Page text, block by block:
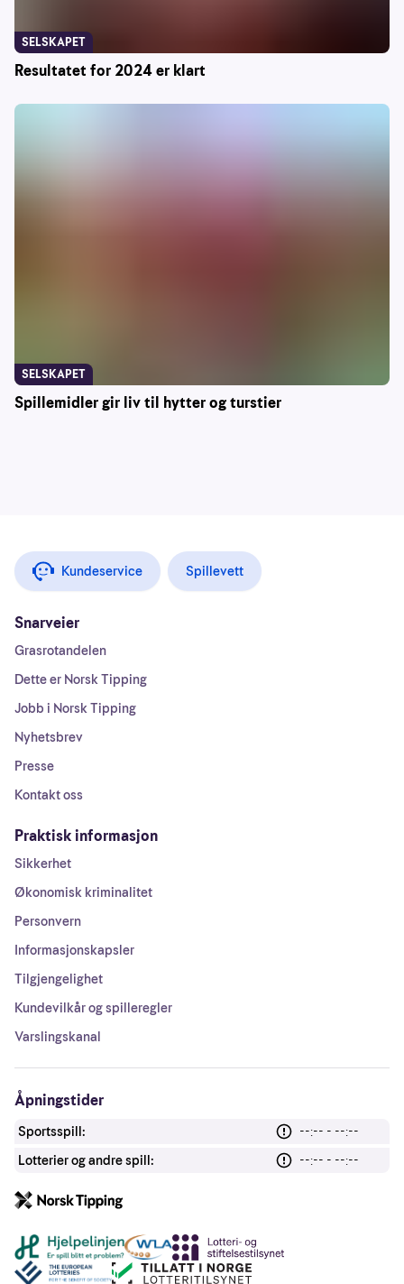
Resultatet for 2024 er klart
SELSKAPET
Spillemidler gir liv til hytter og turstier
SELSKAPET
Kundeservice Spillevett
Snarveier
Grasrotandelen
Dette er Norsk Tipping
Jobb i Norsk Tipping
Nyhetsbrev
Presse
Kontakt oss
Praktisk informasjon
Sikkerhet
Økonomisk kriminalitet
Personvern
Informasjonskapsler
Tilgjengelighet
Kundevilkår og spilleregler
Varslingskanal
Åpningstider
Sportsspill:
--:-- - --:--
Lotterier og andre spill:
--:-- - --:--
Andre lenker